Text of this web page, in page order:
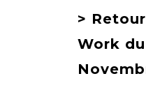
>
Work